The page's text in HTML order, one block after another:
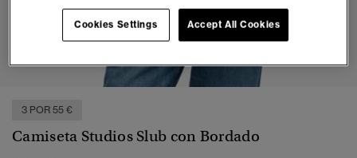
1 2 3 4 5
3 POR 55 €
Camiseta Studios Slub con Bordado
Accept All Cookies
Cookies Settings